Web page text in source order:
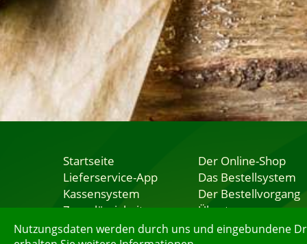
Nutzungsdaten werden durch uns und eingebundene
Startseite
Lieferservice-App
Kassensystem
Zuverlässigkeit
Sicherheit
Der Online-Shop
Das Bestellsystem
Der Bestellvorgang
Übertragung
Testshop